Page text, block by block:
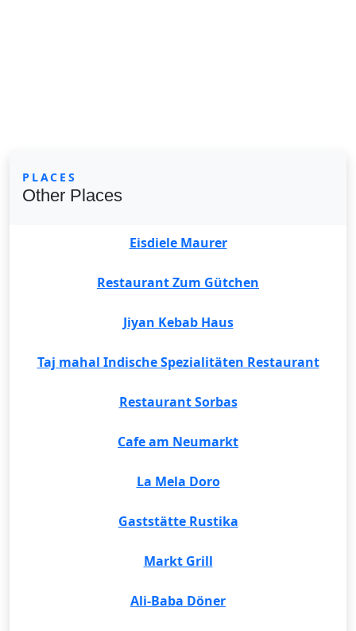
PLACES
Other Places
Eisdiele Maurer
Restaurant Zum Gütchen
Jiyan Kebab Haus
Taj mahal Indische Spezialitäten Restaurant
Restaurant Sorbas
Cafe am Neumarkt
La Mela Doro
Gaststätte Rustika
Markt Grill
Ali-Baba Döner